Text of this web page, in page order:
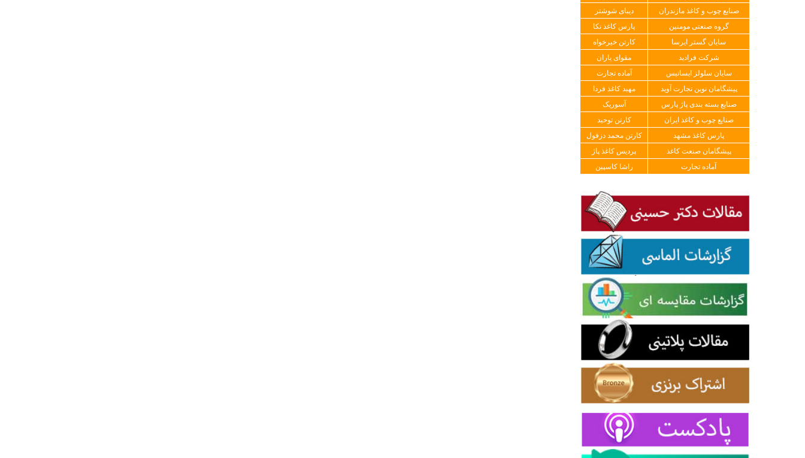
صنایع چوب و کاغذ مازندران
دیبای شوشتر
گروه صنعتی مومنین
پارس کاغذ نکا
سایان گستر ایرسا
کارتن خیرخواه
شرکت فرادید
مقوای یاران
سایان سلولز ایساتیس
آماده تجارت
پیشگامان نوین تجارت آوید
مهبد کاغذ فردا
صنایع بسته بندی پاژ پارس
آسوریک
صنایع چوب و کاغذ ایران
کارتن توحید
پارس کاغذ مشهد
کارتن محمد دزفول
پیشگامان صنعت کاغذ
پردیس کاغذ پاژ
آماده تجارت
راشا کاسپین